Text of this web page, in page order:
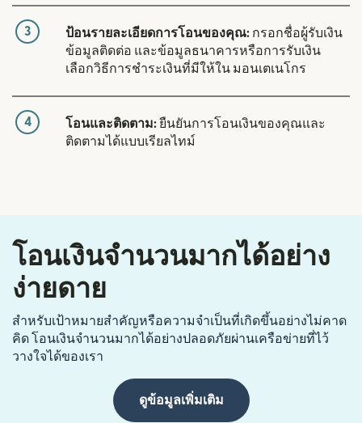
3 ป้อนรายละเอียดการโอนของคุณ: กรอกชื่อผู้รับเงิน
ข้อมูลติดต่อ และข้อมูลธนาคารหรือการรับเงิน
เลือกวิธีการชำระเงินที่มีให้ใน มอนเตเนโกร
4 โอนและติดตาม:ยืนยันการโอนเงินของคุณและ
ติดตามได้แบบเรียลไทม์
โอนเงินจำนวนมากได้อย่าง
ง่ายดาย
สำหรับเป้าหมายสำคัญหรือความจำเป็นที่เกิดขึ้นอย่างไม่คาด
คิด โอนเงินจำนวนมากได้อย่างปลอดภัยผ่านเครือข่ายที่ไว้
วางใจได้ของเรา
ดูข้อมูลเพิ่มเติม